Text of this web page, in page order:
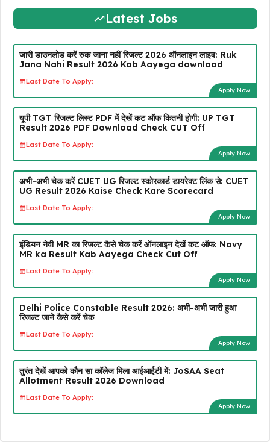
Latest Jobs
जारी डाउनलोड करें रुक जाना नहीं रिजल्ट 2026 ऑनलाइन लाइव: Ruk
Jana Nahi Result 2026 Kab Aayega download
Last Date To Apply:
Apply Now
यूपी TGT रिजल्ट लिस्ट PDF में देखें कट ऑफ कितनी होगी: UP TGT
Result 2026 PDF Download Check CUT Off
Last Date To Apply:
Apply Now
अभी-अभी चेक करें CUET UG रिजल्ट स्कोरकार्ड डायरेक्ट लिंक से: CUET
UG Result 2026 Kaise Check Kare Scorecard
Last Date To Apply:
Apply Now
इंडियन नेवी MR का रिजल्ट कैसे चेक करें ऑनलाइन देखें कट ऑफ: Navy
MR ka Result Kab Aayega Check Cut Off
Last Date To Apply:
Apply Now
Delhi Police Constable Result 2026: अभी-अभी जारी हुआ
रिजल्ट जाने कैसे करें चेक
Last Date To Apply:
Apply Now
तुरंत देखें आपको कौन सा कॉलेज मिला आईआईटी में: JoSAA Seat
Allotment Result 2026 Download
Last Date To Apply:
Apply Now